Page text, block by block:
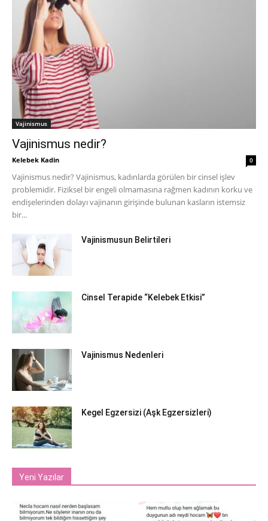
Vajinismus
Vajinismus nedir?
Kelebek Kadin 0
Vajinismus nedir? Vajinismus, kadınlarda görülen bir cinsel işlev
problemidir. Fiziksel bir engeli olmamasına rağmen kadının korku ve
endişelerinden dolayı vajinanın girişinde bulunan kasların istemsiz
bir...
Vajinismusun Belirtileri
Cinsel Terapide “Kelebek Etkisi”
Vajinismus Nedenleri
Kegel Egzersizi (Aşk Egzersizleri)
Yeni Yazılar